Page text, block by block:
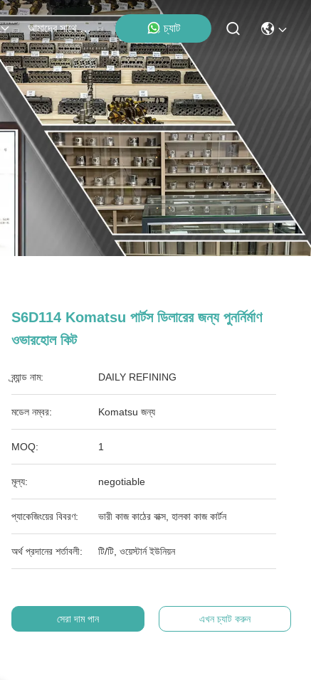
আমাদের সাথে যোগাযোগ চ্যাট
S6D114 Komatsu পার্টস ডিলারের জন্য পুনর্নির্মাণ
ওভারহোল কিট
ব্র্যান্ড নাম: DAILY REFINING
মডেল নম্বর: Komatsu জন্য
MOQ: 1
মূল্য: negotiable
প্যাকেজিংয়ের বিবরণ: ভারী কাজ কাঠের বাক্স, হালকা কাজ কার্টন
অর্থ প্রদানের শর্তাবলী: টি/টি, ওয়েস্টার্ন ইউনিয়ন
সেরা দাম পান এখন চ্যাট করুন